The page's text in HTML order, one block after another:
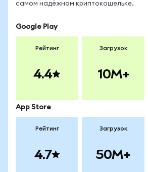
самом надёжном криптокошельке.
Google Play
Рейтинг
4.4
Загрузок
10M+
App Store
Рейтинг
4.7
Загрузок
50M+